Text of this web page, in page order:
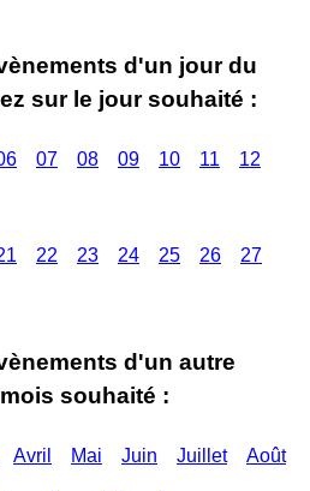
d'un jour du
sur le jour souhaité :
07 08 09 10 11 12
22 23 24 25 26 27
d'un autre
souhaité :
Avril Mai Juin Juillet Août